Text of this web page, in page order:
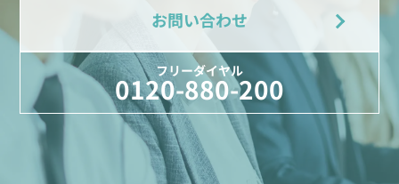
お問い合わせ
フリーダイヤル
0120-880-200